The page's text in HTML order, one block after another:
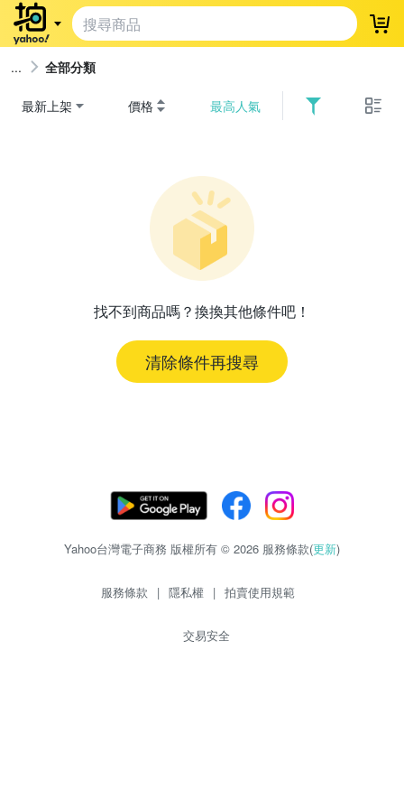
登
全部分類
最新上架 價格 最高人氣
找不到商品嗎？換換其他條件吧！
清除條件再搜尋
Yahoo台灣電子商務 版權所有 © 2026 服務條款(更新)
服務條款 | 隱私權 | 拍賣使用規範
交易安全